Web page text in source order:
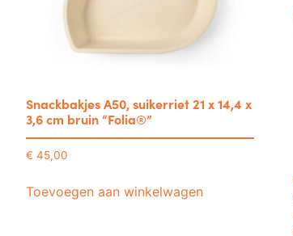
Snackbakjes A50, suikerriet 21 x 14,4 x
3,6 cm bruin “Folia®”
€ 45,00
Toevoegen aan winkelwagen